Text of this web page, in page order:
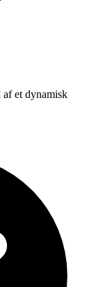
et dynamisk